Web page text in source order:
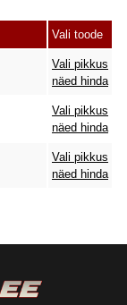
Vali toode
Vali pikkus
näed hinda
Vali pikkus
näed hinda
Vali pikkus
näed hinda